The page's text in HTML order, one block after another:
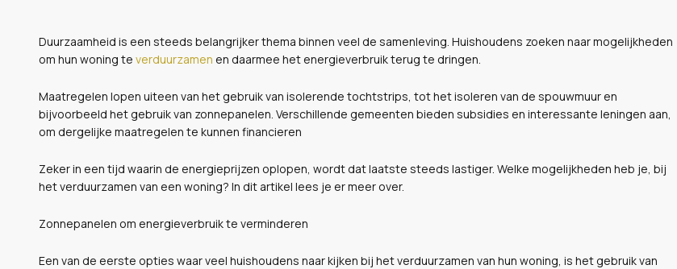
Duurzaamheid is een steeds belangrijker thema binnen veel de samenleving. Huishoudens zoeken naar mogelijkheden
om hun woning te verduurzamen en daarmee het energieverbruik terug te dringen.
Maatregelen lopen uiteen van het gebruik van isolerende tochtstrips, tot het isoleren van de spouwmuur en
bijvoorbeeld het gebruik van zonnepanelen. Verschillende gemeenten bieden subsidies en interessante leningen aan,
om dergelijke maatregelen te kunnen financieren
Zeker in een tijd waarin de energieprijzen oplopen, wordt dat laatste steeds lastiger. Welke mogelijkheden heb je, bij
het verduurzamen van een woning? In dit artikel lees je er meer over.
Zonnepanelen om energieverbruik te verminderen
Een van de eerste opties waar veel huishoudens naar kijken bij het verduurzamen van hun woning, is het gebruik van